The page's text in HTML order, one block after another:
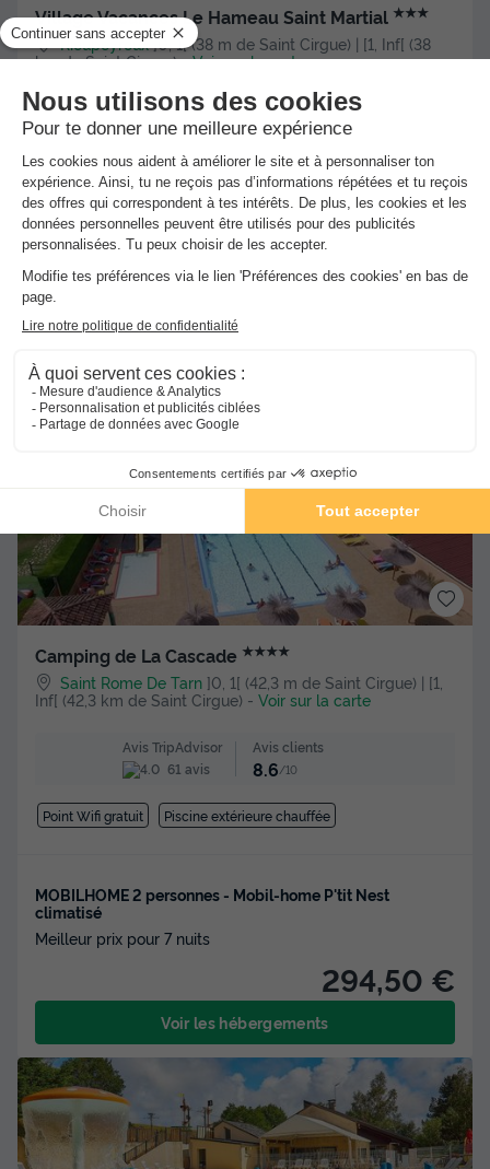
Village Vacances Le Hameau Saint Martial ★★★
Rieupeyroux ]0, 1[ (38 m de Saint Cirgue) | [1, Inf[ (38
km de Saint Cirgue)-Voir sur la carte
Avis TripAdvisor
39 avis
Avis clients
8.9/10
Point Wifi gratuit Piscine extérieure chauffée
+ 3
CHALET 5 personnes - Rêve - TV - WIFI
Meilleur prix pour 7 nuits
Voir les hébergements
Camping de La Cascade ★★★★
Saint Rome De Tarn ]0, 1[ (42,3 m de Saint Cirgue) | [1,
Inf[ (42,3 km de Saint Cirgue) - Voir sur la carte
Avis TripAdvisor
61 avis
Avis clients
8.6/10
Point Wifi gratuit Piscine extérieure chauffée
MOBILHOME 2 personnes - Mobil-home P'tit Nest
climatisé
Meilleur prix pour 7 nuits
294,50 €
Voir les hébergements